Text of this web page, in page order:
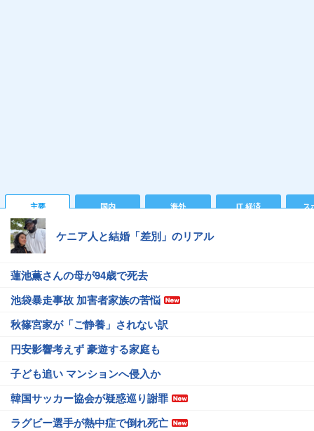
主要 国内 海外 IT 経済 ス
ケニア人と結婚「差別」のリアル
蓮池薫さんの母が94歳で死去
池袋暴走事故 加害者家族の苦悩
秋篠宮家が「ご静養」されない訳
円安影響考えず 豪遊する家庭も
子ども追い マンションへ侵入か
韓国サッカー協会が疑惑巡り謝罪
ラグビー選手が熱中症で倒れ死亡